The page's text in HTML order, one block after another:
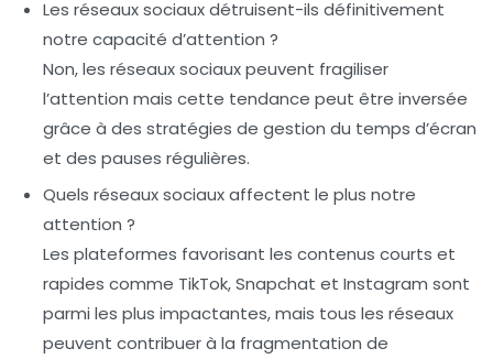
Les réseaux sociaux détruisent-ils définitivement
notre capacité d’attention ?
Non, les réseaux sociaux peuvent fragiliser
l’attention mais cette tendance peut être inversée
grâce à des stratégies de gestion du temps d’écran
et des pauses régulières.
Quels réseaux sociaux affectent le plus notre
attention ?
Les plateformes favorisant les contenus courts et
rapides comme TikTok, Snapchat et Instagram sont
parmi les plus impactantes, mais tous les réseaux
peuvent contribuer à la fragmentation de